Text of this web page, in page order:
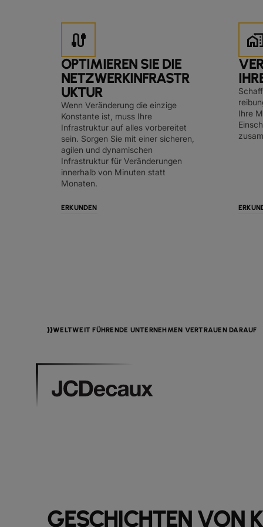
cable
OPTIMIEREN SIE DIE
NETZWERKINFRASTR
UKTUR
Wenn Veränderung die einzige
Konstante ist, muss Ihre
Infrastruktur auf alles vorbereitet
sein. Sorgen Sie mit einer sicheren,
agilen und dynamischen
Infrastruktur für Veränderungen
innerhalb von Minuten statt
Monaten.
ERKUNDEN
Ihre
WELTWEIT FÜHRENDE UNTERNEHMEN VERTRAUEN DARAUF
GESCHICHTEN VON